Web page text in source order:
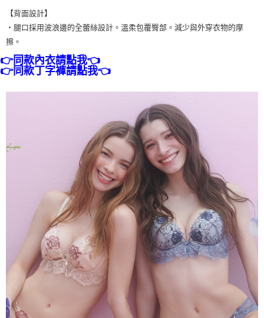
【背面設計】
・腿口採用波浪邊的全蕾絲設計。溫柔包覆臀部。減少與外穿衣物的摩
擦。
👉同款內衣請點我👈
👉同款丁字褲請點我👈